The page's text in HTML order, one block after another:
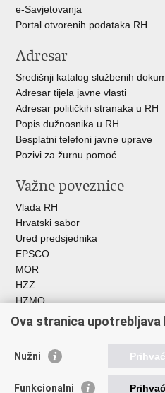
e-Savjetovanja
Portal otvorenih podataka RH
Adresar
Središnji katalog službenih
Adresar tijela javne vlasti
Adresar političkih stranaka u RH
Popis dužnosnika u RH
Besplatni telefoni javne uprave
Pozivi za žurnu pomoć
Važne poveznice
Vlada RH
Hrvatski sabor
Ured predsjednika
EPSCO
MOR
HZZ
HZMO
REGOS
Hrvatski zavod za socijalni rad
Akademija socijalne skrbi - ASOSK
Obiteljski centar
Ova stranica upotrebljava
Nužni
Funkcionalni